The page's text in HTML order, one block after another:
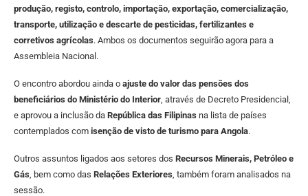
produção, registo, controlo, importação, exportação, comercialização,
transporte, utilização e descarte de pesticidas, fertilizantes e
corretivos agrícolas. Ambos os documentos seguirão agora para a
Assembleia Nacional.
O encontro abordou ainda o ajuste do valor das pensões dos
beneficiários do Ministério do Interior , através de Decreto Presidencial,
e aprovou a inclusão da República das Filipinas na lista de países
contemplados com isenção de visto de turismo para Angola.
Outros assuntos ligados aos setores dos Recursos Minerais, Petróleo e
Gás , bem como das Relações Exteriores , também foram analisados na
sessão.